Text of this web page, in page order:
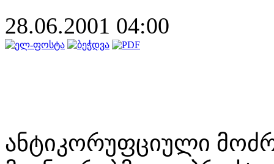
28.06.2001 04:00
ანტიკორუფციული